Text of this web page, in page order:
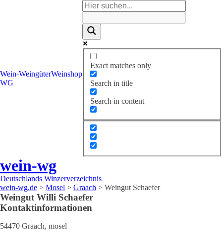
Wein-
WG
WeingüterWeinshop
Exact matches only
Search in title
Search in content
wein-wg
Deutschlands Winzerverzeichnis
wein-wg.de > Mosel > Graach > Weingut Schaefer
Weingut Willi Schaefer
Kontaktinformationen
54470 Graach, mosel